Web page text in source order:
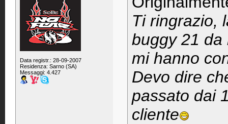
Data registr.: 28-09-2007
Residenza: Sarno (SA)
Messaggi: 4.427
Ti ringrazio,
buggy 21 da
mi hanno
Devo dire
passato dai
cliente